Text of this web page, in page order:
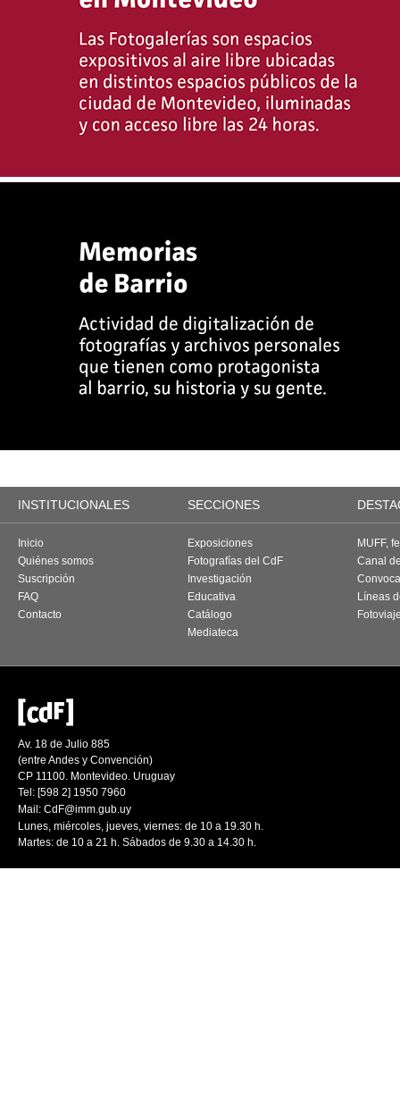
INSTITUCIONALES SECCIONES
Inicio
Quiénes somos
Suscripción
FAQ
Contacto
Exposiciones
Fotografías del CdF
Investigación
Educativa
Catálogo
Mediateca
MUFF,
Canal
Líneas
Av. 18 de Julio 885
(entre Andes y Convención)
CP 11100. Montevideo. Uruguay
Tel: [598 2] 1950 7960
Mail: CdF@imm.gub.uy
Lunes, miércoles, jueves, viernes: de 10 a 19.30 h.
Martes: de 10 a 21 h. Sábados de 9.30 a 14.30 h.